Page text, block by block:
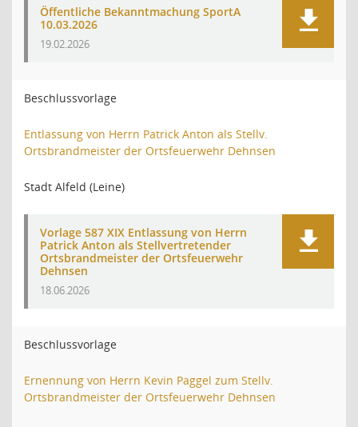
Öffentliche Bekanntmachung SportA
10.03.2026
19.02.2026
Beschlussvorlage
Entlassung von Herrn Patrick Anton als Stellv.
Ortsbrandmeister der Ortsfeuerwehr Dehnsen
Stadt Alfeld (Leine)
Vorlage 587 XIX Entlassung von Herrn
Patrick Anton als Stellvertretender
Ortsbrandmeister der Ortsfeuerwehr
Dehnsen
18.06.2026
Beschlussvorlage
Ernennung von Herrn Kevin Paggel zum Stellv.
Ortsbrandmeister der Ortsfeuerwehr Dehnsen